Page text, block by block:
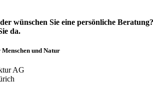
wünschen Sie eine persönliche Beratung?
da.
und Natur
AG